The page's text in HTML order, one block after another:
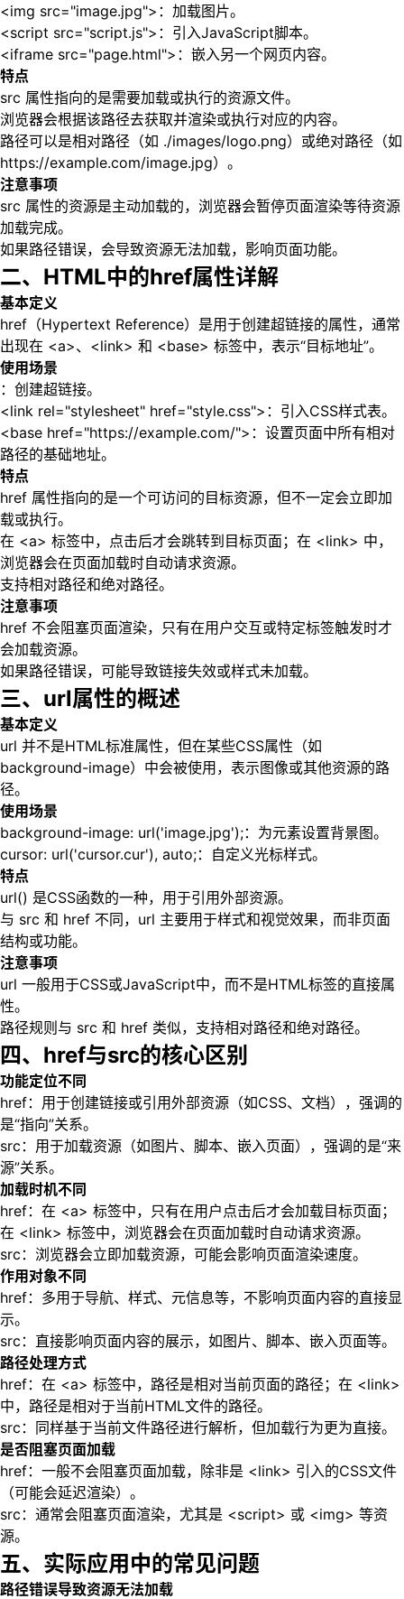
<img src="image.jpg">：加载图片。
<script src="script.js">：引入JavaScript脚本。
<iframe src="page.html">：嵌入另一个网页内容。
特点
src 属性指向的是需要加载或执行的资源文件。
浏览器会根据该路径去获取并渲染或执行对应的内容。
路径可以是相对路径（如 ./images/logo.png）或绝对路径（如
https://example.com/image.jpg）。
注意事项
src 属性的资源是主动加载的，浏览器会暂停页面渲染等待资源
加载完成。
如果路径错误，会导致资源无法加载，影响页面功能。
二、HTML中的href属性详解
基本定义
href（Hypertext Reference）是用于创建超链接的属性，通常
出现在 <a>、<link> 和 <base> 标签中，表示“目标地址”。
使用场景
：创建超链接。
<link rel="stylesheet" href="style.css">：引入CSS样式表。
<base href="https://example.com/">：设置页面中所有相对
路径的基础地址。
特点
href 属性指向的是一个可访问的目标资源，但不一定会立即加
载或执行。
在 <a> 标签中，点击后才会跳转到目标页面；在 <link> 中，
浏览器会在页面加载时自动请求资源。
支持相对路径和绝对路径。
注意事项
href 不会阻塞页面渲染，只有在用户交互或特定标签触发时才
会加载资源。
如果路径错误，可能导致链接失效或样式未加载。
三、url属性的概述
基本定义
url 并不是HTML标准属性，但在某些CSS属性（如
background-image）中会被使用，表示图像或其他资源的路
径。
使用场景
background-image: url('image.jpg');：为元素设置背景图。
cursor: url('cursor.cur'), auto;：自定义光标样式。
特点
url() 是CSS函数的一种，用于引用外部资源。
与 src 和 href 不同，url 主要用于样式和视觉效果，而非页面
结构或功能。
注意事项
url 一般用于CSS或JavaScript中，而不是HTML标签的直接属
性。
路径规则与 src 和 href 类似，支持相对路径和绝对路径。
四、href与src的核心区别
功能定位不同
href：用于创建链接或引用外部资源（如CSS、文档），强调的
是“指向”关系。
src：用于加载资源（如图片、脚本、嵌入页面），强调的是“来
源”关系。
加载时机不同
href：在 <a> 标签中，只有在用户点击后才会加载目标页面；
在 <link> 标签中，浏览器会在页面加载时自动请求资源。
src：浏览器会立即加载资源，可能会影响页面渲染速度。
作用对象不同
href：多用于导航、样式、元信息等，不影响页面内容的直接显
示。
src：直接影响页面内容的展示，如图片、脚本、嵌入页面等。
路径处理方式
href：在 <a> 标签中，路径是相对当前页面的路径；在 <link>
中，路径是相对于当前HTML文件的路径。
src：同样基于当前文件路径进行解析，但加载行为更为直接。
是否阻塞页面加载
href：一般不会阻塞页面加载，除非是 <link> 引入的CSS文件
（可能会延迟渲染）。
src：通常会阻塞页面渲染，尤其是 <script> 或 <img> 等资
源。
五、实际应用中的常见问题
路径错误导致资源无法加载